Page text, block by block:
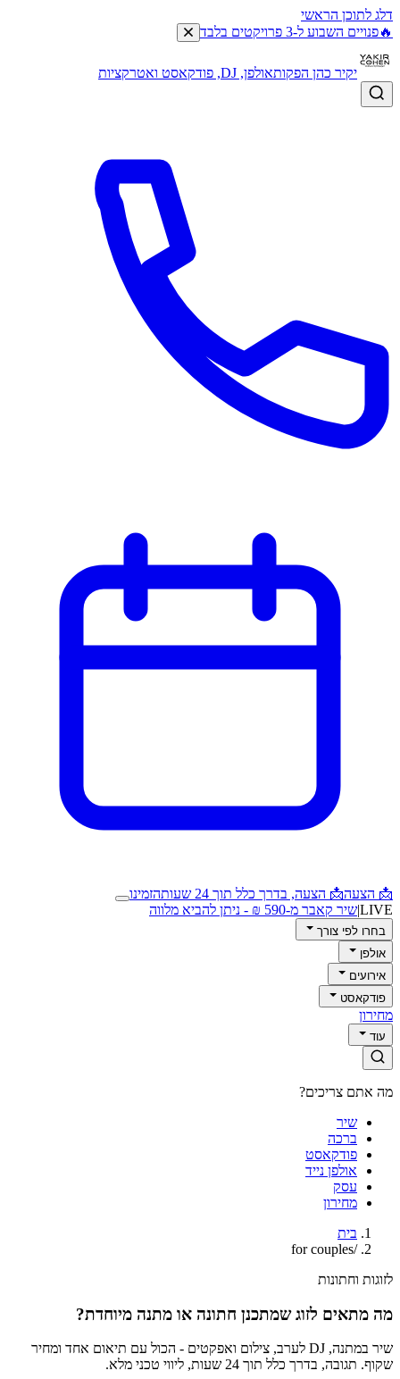
דלג לתוכן הראשי
🔥פנויים השבוע ל-3 פרויקטים בלבד
יקיר כהן הפקותאולפן, DJ, פודקאסט ואטרקציות
📩 הצעה📩 הצעה, בדרך כלל תוך 24 שעות
הזמינו
LIVE
|שיר קאבר מ-590 ₪ - ניתן להביא מלווה
בחרו לפי צורך
אולפן
אירועים
פודקאסט
מחירון
עוד
מה אתם צריכים?
שיר
ברכה
פודקאסט
אולפן נייד
עסק
מחירון
בית
/
for couples
לזוגות וחתונות
מה מתאים לזוג שמתכנן חתונה או מתנה מיוחדת?
שיר במתנה, DJ לערב, צילום ואפקטים - הכול עם תיאום אחד ומחיר
שקוף. תגובה, בדרך כלל תוך 24 שעות, ליווי טכני מלא.